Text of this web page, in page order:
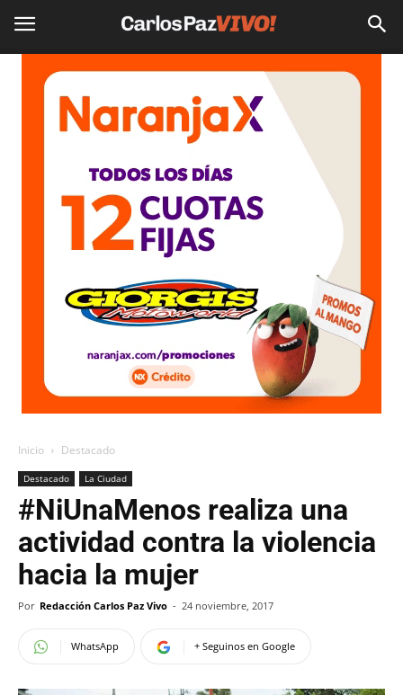
Inicio Destacado
Destacado La Ciudad
#NiUnaMenos realiza una
actividad contra la violencia
hacia la mujer
Por Redacción Carlos Paz Vivo - 24 noviembre, 2017
WhatsApp + Seguinos en Google